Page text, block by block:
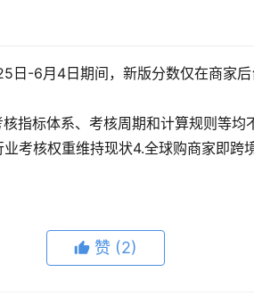
日-6月4日期间，新版分数仅在商家
指标体系、考核周期和计算规则等均
考核权重维持现状4.全球购商家即跨
赞 (2)